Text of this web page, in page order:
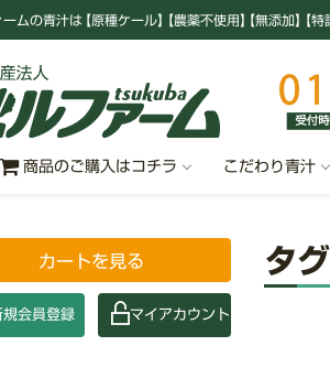
ームの青汁は【原種ケール】【農薬不使用】【無添加】【特
商品のご購入はコチラ こだわり青汁
カートを見る
規会員登録 マイアカウント
タ